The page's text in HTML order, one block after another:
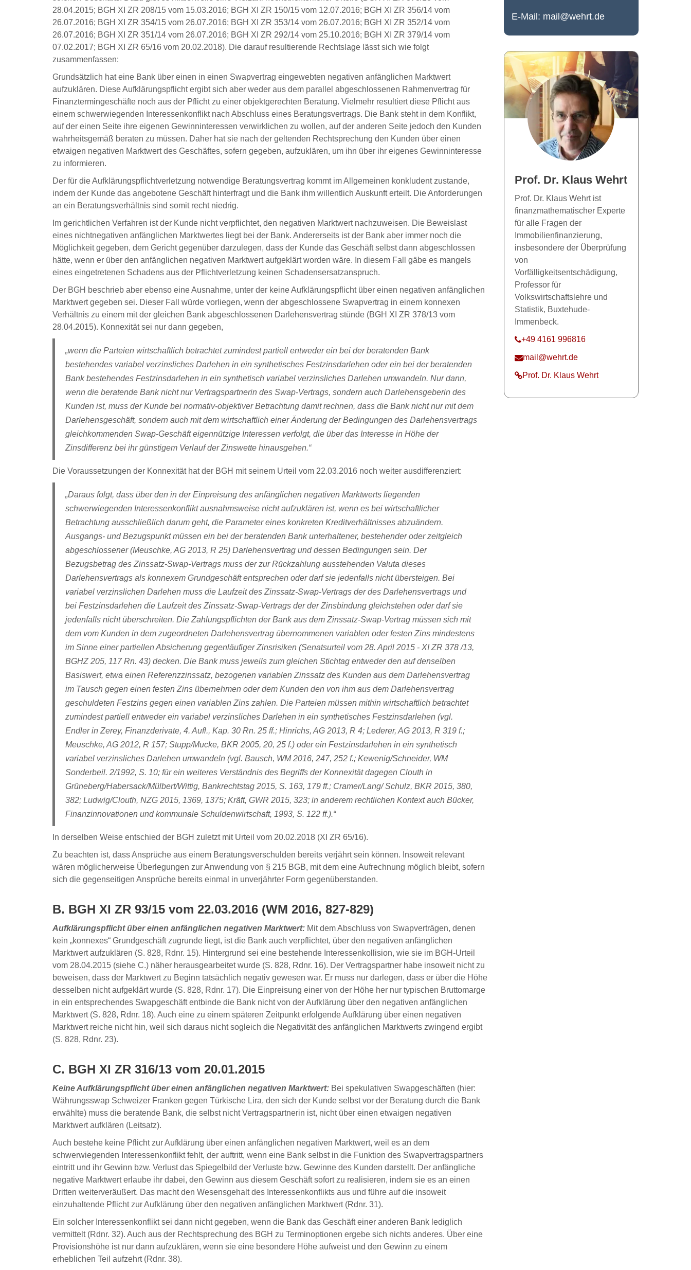
28.04.2015; BGH XI ZR 208/15 vom 15.03.2016; BGH XI ZR 150/15 vom 12.07.2016; BGH XI ZR 356/14 vom
26.07.2016; BGH XI ZR 354/15 vom 26.07.2016; BGH XI ZR 353/14 vom 26.07.2016; BGH XI ZR 352/14 vom
26.07.2016; BGH XI ZR 351/14 vom 26.07.2016; BGH XI ZR 292/14 vom 25.10.2016; BGH XI ZR 379/14 vom
07.02.2017; BGH XI ZR 65/16 vom 20.02.2018). Die darauf resultierende Rechtslage lässt sich wie folgt
zusammenfassen:
Grundsätzlich hat eine Bank über einen in einen Swapvertrag eingewebten negativen anfänglichen Marktwert
aufzuklären. Diese Aufklärungspflicht ergibt sich aber weder aus dem parallel abgeschlossenen Rahmenvertrag für
Finanztermingeschäfte noch aus der Pflicht zu einer objektgerechten Beratung. Vielmehr resultiert diese Pflicht aus
einem schwerwiegenden Interessenkonflikt nach Abschluss eines Beratungsvertrags. Die Bank steht in dem Konflikt,
auf der einen Seite ihre eigenen Gewinninteressen verwirklichen zu wollen, auf der anderen Seite jedoch den Kunden
wahrheitsgemäß beraten zu müssen. Daher hat sie nach der geltenden Rechtsprechung den Kunden über einen
etwaigen negativen Marktwert des Geschäftes, sofern gegeben, aufzuklären, um ihn über ihr eigenes Gewinninteresse
zu informieren.
Der für die Aufklärungspflichtverletzung notwendige Beratungsvertrag kommt im Allgemeinen konkludent zustande,
indem der Kunde das angebotene Geschäft hinterfragt und die Bank ihm willentlich Auskunft erteilt. Die Anforderungen
an ein Beratungsverhältnis sind somit recht niedrig.
Im gerichtlichen Verfahren ist der Kunde nicht verpflichtet, den negativen Marktwert nachzuweisen. Die Beweislast
eines nichtnegativen anfänglichen Marktwertes liegt bei der Bank. Andererseits ist der Bank aber immer noch die
Möglichkeit gegeben, dem Gericht gegenüber darzulegen, dass der Kunde das Geschäft selbst dann abgeschlossen
hätte, wenn er über den anfänglichen negativen Marktwert aufgeklärt worden wäre. In diesem Fall gäbe es mangels
eines eingetretenen Schadens aus der Pflichtverletzung keinen Schadensersatzanspruch.
Der BGH beschrieb aber ebenso eine Ausnahme, unter der keine Aufklärungspflicht über einen negativen anfänglichen
Marktwert gegeben sei. Dieser Fall würde vorliegen, wenn der abgeschlossene Swapvertrag in einem konnexen
Verhältnis zu einem mit der gleichen Bank abgeschlossenen Darlehensvertrag stünde (BGH XI ZR 378/13 vom
28.04.2015). Konnexität sei nur dann gegeben,
„wenn die Parteien wirtschaftlich betrachtet zumindest partiell entweder ein bei der beratenden Bank
bestehendes variabel verzinsliches Darlehen in ein synthetisches Festzinsdarlehen oder ein bei der beratenden
Bank bestehendes Festzinsdarlehen in ein synthetisch variabel verzinsliches Darlehen umwandeln. Nur dann,
wenn die beratende Bank nicht nur Vertragspartnerin des Swap-Vertrags, sondern auch Darlehensgeberin des
Kunden ist, muss der Kunde bei normativ-objektiver Betrachtung damit rechnen, dass die Bank nicht nur mit dem
Darlehensgeschäft, sondern auch mit dem wirtschaftlich einer Änderung der Bedingungen des Darlehensvertrags
gleichkommenden Swap-Geschäft eigennützige Interessen verfolgt, die über das Interesse in Höhe der
Zinsdifferenz bei ihr günstigem Verlauf der Zinswette hinausgehen.“
Die Voraussetzungen der Konnexität hat der BGH mit seinem Urteil vom 22.03.2016 noch weiter ausdifferenziert:
„Daraus folgt, dass über den in der Einpreisung des anfänglichen negativen Marktwerts liegenden
schwerwiegenden Interessenkonflikt ausnahmsweise nicht aufzuklären ist, wenn es bei wirtschaftlicher
Betrachtung ausschließlich darum geht, die Parameter eines konkreten Kreditverhältnisses abzuändern.
Ausgangs- und Bezugspunkt müssen ein bei der beratenden Bank unterhaltener, bestehender oder zeitgleich
abgeschlossener (Meuschke, AG 2013, R 25) Darlehensvertrag und dessen Bedingungen sein. Der
Bezugsbetrag des Zinssatz-Swap-Vertrags muss der zur Rückzahlung ausstehenden Valuta dieses
Darlehensvertrags als konnexem Grundgeschäft entsprechen oder darf sie jedenfalls nicht übersteigen. Bei
variabel verzinslichen Darlehen muss die Laufzeit des Zinssatz-Swap-Vertrags der des Darlehensvertrags und
bei Festzinsdarlehen die Laufzeit des Zinssatz-Swap-Vertrags der der Zinsbindung gleichstehen oder darf sie
jedenfalls nicht überschreiten. Die Zahlungspflichten der Bank aus dem Zinssatz-Swap-Vertrag müssen sich mit
dem vom Kunden in dem zugeordneten Darlehensvertrag übernommenen variablen oder festen Zins mindestens
im Sinne einer partiellen Absicherung gegenläufiger Zinsrisiken (Senatsurteil vom 28. April 2015 - XI ZR 378 /13,
BGHZ 205, 117 Rn. 43) decken. Die Bank muss jeweils zum gleichen Stichtag entweder den auf denselben
Basiswert, etwa einen Referenzzinssatz, bezogenen variablen Zinssatz des Kunden aus dem Darlehensvertrag
im Tausch gegen einen festen Zins übernehmen oder dem Kunden den von ihm aus dem Darlehensvertrag
geschuldeten Festzins gegen einen variablen Zins zahlen. Die Parteien müssen mithin wirtschaftlich betrachtet
zumindest partiell entweder ein variabel verzinsliches Darlehen in ein synthetisches Festzinsdarlehen (vgl.
Endler in Zerey, Finanzderivate, 4. Aufl., Kap. 30 Rn. 25 ff.; Hinrichs, AG 2013, R 4; Lederer, AG 2013, R 319 f.;
Meuschke, AG 2012, R 157; Stupp/Mucke, BKR 2005, 20, 25 f.) oder ein Festzinsdarlehen in ein synthetisch
variabel verzinsliches Darlehen umwandeln (vgl. Bausch, WM 2016, 247, 252 f.; Kewenig/Schneider, WM
Sonderbeil. 2/1992, S. 10; für ein weiteres Verständnis des Begriffs der Konnexität dagegen Clouth in
Grüneberg/Habersack/Mülbert/Wittig, Bankrechtstag 2015, S. 163, 179 ff.; Cramer/Lang/ Schulz, BKR 2015, 380,
382; Ludwig/Clouth, NZG 2015, 1369, 1375; Kräft, GWR 2015, 323; in anderem rechtlichen Kontext auch Bücker,
Finanzinnovationen und kommunale Schuldenwirtschaft, 1993, S. 122 ff.).“
In derselben Weise entschied der BGH zuletzt mit Urteil vom 20.02.2018 (XI ZR 65/16).
Zu beachten ist, dass Ansprüche aus einem Beratungsverschulden bereits verjährt sein können. Insoweit relevant
wären möglicherweise Überlegungen zur Anwendung von § 215 BGB, mit dem eine Aufrechnung möglich bleibt, sofern
sich die gegenseitigen Ansprüche bereits einmal in unverjährter Form gegenüberstanden.
B. BGH XI ZR 93/15 vom 22.03.2016 (WM 2016, 827-829)
Aufklärungspflicht über einen anfänglichen negativen Marktwert: Mit dem Abschluss von Swapverträgen, denen
kein „konnexes“ Grundgeschäft zugrunde liegt, ist die Bank auch verpflichtet, über den negativen anfänglichen
Marktwert aufzuklären (S. 828, Rdnr. 15). Hintergrund sei eine bestehende Interessenkollision, wie sie im BGH-Urteil
vom 28.04.2015 (siehe C.) näher herausgearbeitet wurde (S. 828, Rdnr. 16). Der Vertragspartner habe insoweit nicht zu
beweisen, dass der Marktwert zu Beginn tatsächlich negativ gewesen war. Er muss nur darlegen, dass er über die Höhe
desselben nicht aufgeklärt wurde (S. 828, Rdnr. 17). Die Einpreisung einer von der Höhe her nur typischen Bruttomarge
in ein entsprechendes Swapgeschäft entbinde die Bank nicht von der Aufklärung über den negativen anfänglichen
Marktwert (S. 828, Rdnr. 18). Auch eine zu einem späteren Zeitpunkt erfolgende Aufklärung über einen negativen
Marktwert reiche nicht hin, weil sich daraus nicht sogleich die Negativität des anfänglichen Marktwerts zwingend ergibt
(S. 828, Rdnr. 23).
C. BGH XI ZR 316/13 vom 20.01.2015
Keine Aufklärungspflicht über einen anfänglichen negativen Marktwert: Bei spekulativen Swapgeschäften (hier:
Währungsswap Schweizer Franken gegen Türkische Lira, den sich der Kunde selbst vor der Beratung durch die Bank
erwählte) muss die beratende Bank, die selbst nicht Vertragspartnerin ist, nicht über einen etwaigen negativen
Marktwert aufklären (Leitsatz).
Auch bestehe keine Pflicht zur Aufklärung über einen anfänglichen negativen Marktwert, weil es an dem
schwerwiegenden Interessenkonflikt fehlt, der auftritt, wenn eine Bank selbst in die Funktion des Swapvertragspartners
eintritt und ihr Gewinn bzw. Verlust das Spiegelbild der Verluste bzw. Gewinne des Kunden darstellt. Der anfängliche
negative Marktwert erlaube ihr dabei, den Gewinn aus diesem Geschäft sofort zu realisieren, indem sie es an einen
Dritten weiterveräußert. Das macht den Wesensgehalt des Interessenkonflikts aus und führe auf die insoweit
einzuhaltende Pflicht zur Aufklärung über den negativen anfänglichen Marktwert (Rdnr. 31).
Ein solcher Interessenkonflikt sei dann nicht gegeben, wenn die Bank das Geschäft einer anderen Bank lediglich
vermittelt (Rdnr. 32). Auch aus der Rechtsprechung des BGH zu Terminoptionen ergebe sich nichts anderes. Über eine
Provisionshöhe ist nur dann aufzuklären, wenn sie eine besondere Höhe aufweist und den Gewinn zu einem
erheblichen Teil aufzehrt (Rdnr. 38).
E-Mail: mail@wehrt.de
Prof. Dr. Klaus Wehrt
Prof. Dr. Klaus Wehrt ist
finanzmathematischer Experte
für alle Fragen der
Immobilienfinanzierung,
insbesondere der Überprüfung
von
Vorfälligkeitsentschädigung,
Professor für
Volkswirtschaftslehre und
Statistik, Buxtehude-
Immenbeck.
+49 4161 996816
mail@wehrt.de
Prof. Dr. Klaus Wehrt